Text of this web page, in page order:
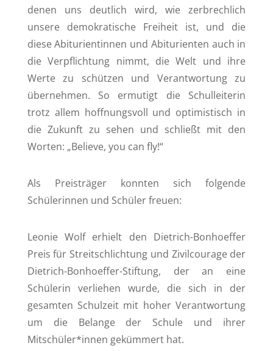
denen uns deutlich wird, wie zerbrechlich
unsere demokratische Freiheit ist, und die
diese Abiturientinnen und Abiturienten auch in
die Verpflichtung nimmt, die Welt und ihre
Werte zu schützen und Verantwortung zu
übernehmen. So ermutigt die Schulleiterin
trotz allem hoffnungsvoll und optimistisch in
die Zukunft zu sehen und schließt mit den
Worten: „Believe, you can fly!“
Als Preisträger konnten sich folgende
Schülerinnen und Schüler freuen:
Leonie Wolf erhielt den Dietrich-Bonhoeffer
Preis für Streitschlichtung und Zivilcourage der
Dietrich-Bonhoeffer-Stiftung, der an eine
Schülerin verliehen wurde, die sich in der
gesamten Schulzeit mit hoher Verantwortung
um die Belange der Schule und ihrer
Mitschüler*innen gekümmert hat.